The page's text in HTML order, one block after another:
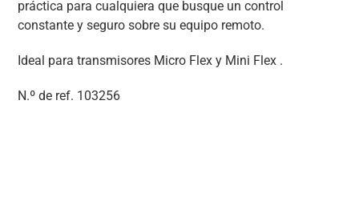
práctica para cualquiera que busque un control
constante y seguro sobre su equipo remoto.
Ideal para transmisores Micro Flex y Mini Flex .
N.º de ref. 103256